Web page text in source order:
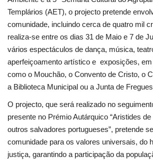
Templários (AET), o projecto pretende
comunidade, incluindo cerca de quatro mil
realiza-se entre os dias 31 de Maio e 7 de
vários espectáculos de dança, música,
aperfeiçoamento artístico e exposições,
como o Mouchão, o Convento de Cristo, o
a Biblioteca Municipal ou a Junta de
O projecto, que será realizado no
presente no Prémio Autárquico “Aristides
outros salvadores portugueses”, pretende
comunidade para os valores universais, do
justiça, garantindo a participação da